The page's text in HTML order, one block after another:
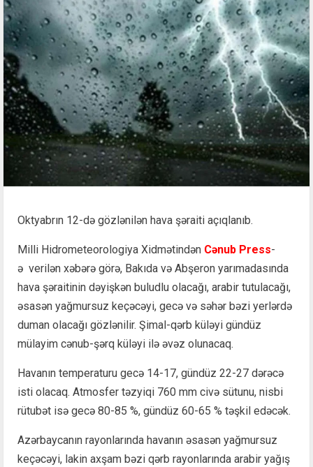
Oktyabrın 12-də gözlənilən hava şəraiti açıqlanıb.
Milli Hidrometeorologiya Xidmətindən Cənub Press-
ə verilən xəbərə görə, Bakıda və Abşeron yarımadasında
hava şəraitinin dəyişkən buludlu olacağı, arabir tutulacağı,
əsasən yağmursuz keçəcəyi, gecə və səhər bəzi yerlərdə
duman olacağı gözlənilir. Şimal-qərb küləyi gündüz
mülayim cənub-şərq küləyi ilə əvəz olunacaq.
Havanın temperaturu gecə 14-17, gündüz 22-27 dərəcə
isti olacaq. Atmosfer təzyiqi 760 mm civə sütunu, nisbi
rütubət isə gecə 80-85 %, gündüz 60-65 % təşkil edəcək.
Azərbaycanın rayonlarında havanın əsasən yağmursuz
keçəcəyi, lakin axşam bəzi qərb rayonlarında arabir yağış